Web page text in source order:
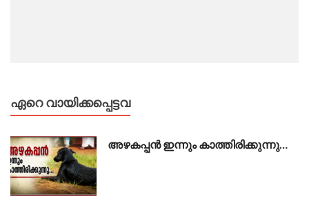
ഏറെ വായിക്കപ്പെട്ടവ
അഴകപ്പൻ ഇന്നും കാത്തിരിക്കുന്നു…